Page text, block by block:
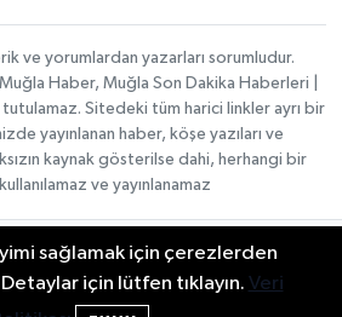
ve yorumlardan yazarları sorumludur.
Haber, Muğla Son Dakika Haberleri |
Sitedeki tüm harici linkler ayrı bir
yayınlanan haber, köşe yazıları ve
kaynak gösterilse dahi, herhangi bir
ve yayınlanamaz
Haber Yazılımı:
TE Bilişim
| Copyright © 2026
sağlamak için çerezlerden
için lütfen tıklayın. Veri